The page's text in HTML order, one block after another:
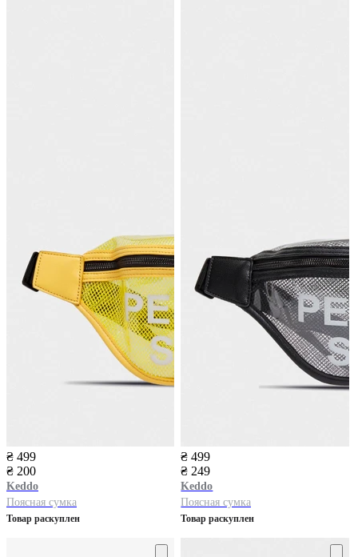
₴ 499
₴ 200
Keddo
Поясная сумка
Товар раскуплен
₴ 499
₴ 249
Keddo
Поясная сумка
Товар раскуплен